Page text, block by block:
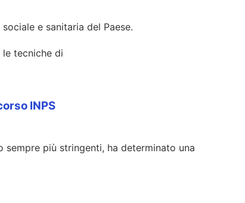
e sanitaria del Paese.
tecniche di
INPS
più stringenti, ha determinato una